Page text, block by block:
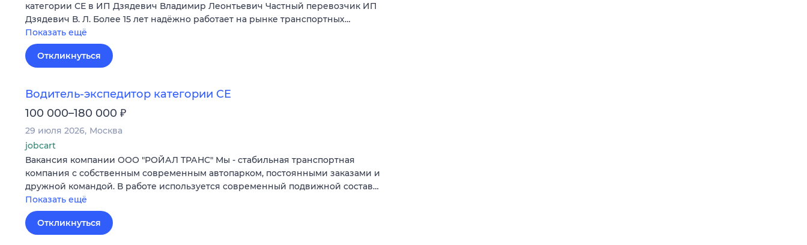
категории СЕ в ИП Дзядевич Владимир Леонтьевич Частный перевозчик ИП
Дзядевич В. Л. Более 15 лет надёжно работает на рынке транспортных…
Показать ещё
Откликнуться
Водитель-экспедитор категории CE
100 000–180 000 ₽
29 июля 2026 Москва
jobcart
Вакансия компании ООО "РОЙАЛ ТРАНС" Мы - стабильная транспортная
компания с собственным современным автопарком, постоянными заказами и
дружной командой. В работе используется современный подвижной состав…
Показать ещё
Откликнуться